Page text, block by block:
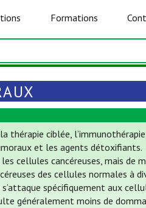
Formations
thérapie ciblée,
et les agents détoxifiants.
cellules cancéreuses, mais de
des cellules normales à
spécifiquement aux
généralement moins de